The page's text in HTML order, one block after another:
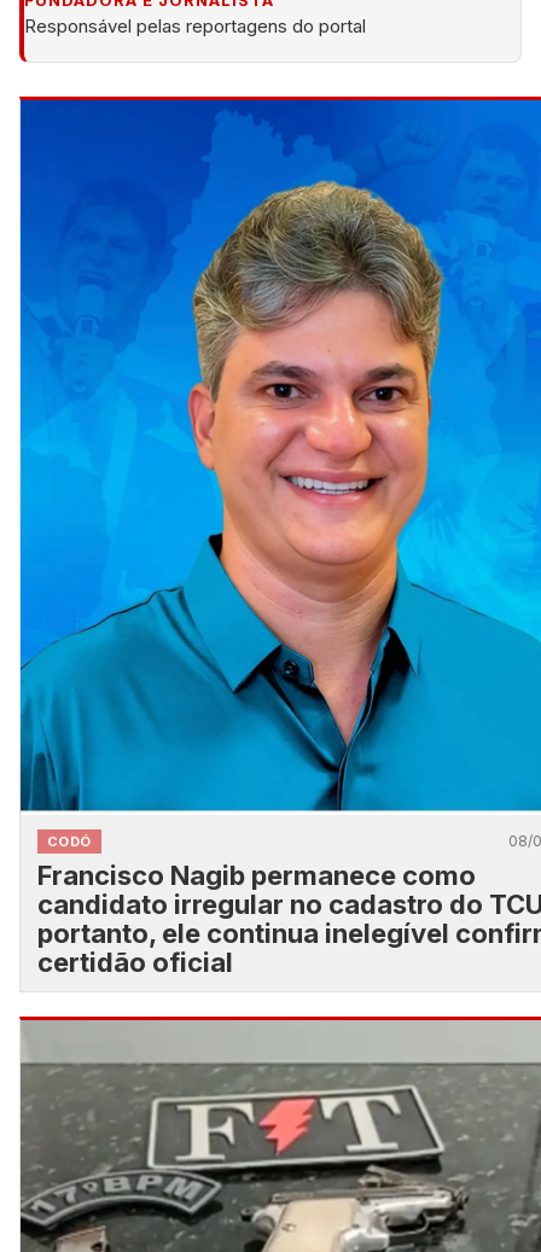
Responsável pelas reportagens do portal
CODÓ 08/
Francisco Nagib permanece como
candidato irregular no cadastro do
portanto, ele continua inelegível
certidão oficial